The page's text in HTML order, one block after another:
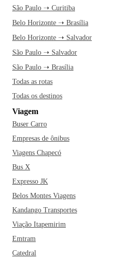
São Paulo ➝ Curitiba
Belo Horizonte ➝ Brasília
Belo Horizonte ➝ Salvador
São Paulo ➝ Salvador
São Paulo ➝ Brasília
Todas as rotas
Todas os destinos
Viagem
Buser Carro
Empresas de ônibus
Viagens Chapecó
Bus X
Expresso JK
Belos Montes Viagens
Kandango Transportes
Viação Itapemirim
Emtram
Catedral